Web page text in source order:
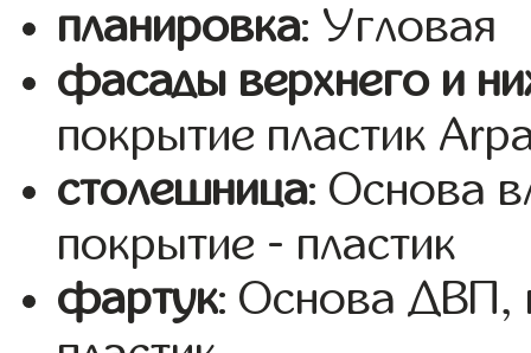
планировка: Угловая
фасады верхнего и
покрытие пластик
столешница: Основа
покрытие - пластик
фартук: Основа ДВП,